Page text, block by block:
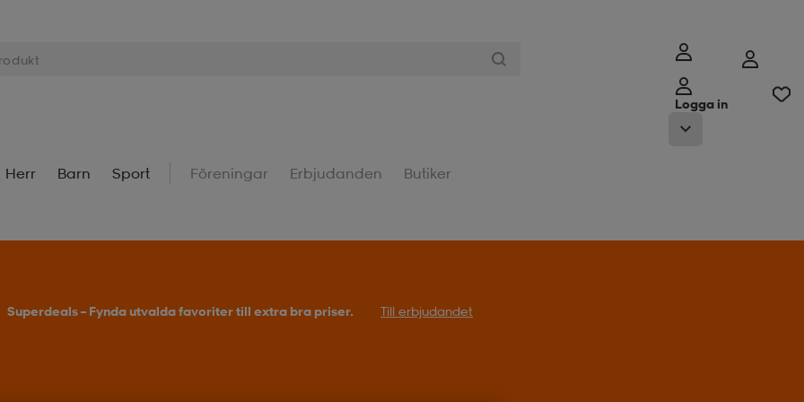
Logga in
Herr Barn Sport Föreningar Erbjudanden Butiker
Superdeals – Fynda utvalda favoriter till extra bra priser. Till erbjudandet